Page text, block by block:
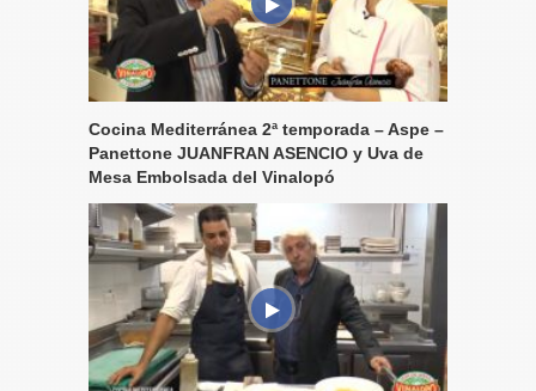
Cocina Mediterránea 2ª temporada – Aspe –
Panettone JUANFRAN ASENCIO y Uva de
Mesa Embolsada del Vinalopó